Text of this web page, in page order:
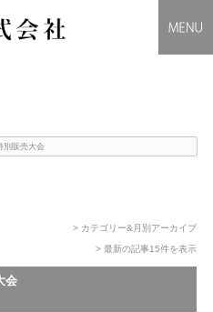
別販売大会
> カテゴリー&月別アーカイブ
> 最新の記事15件を表示
会